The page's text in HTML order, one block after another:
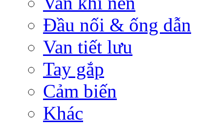
Đầu nối & ống dẫn
Van tiết lưu
Tay gắp
Cảm biến
Khác